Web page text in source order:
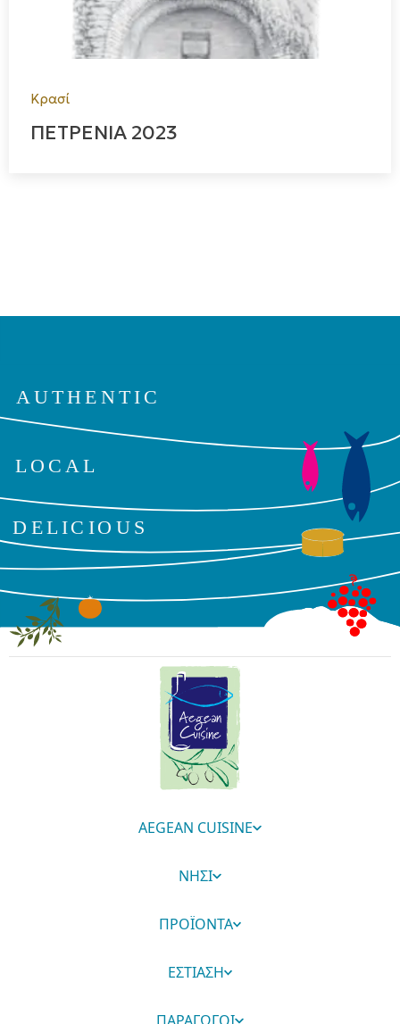
Κρασί
ΠΕΤΡΕΝΙΑ 2023
AEGEAN CUISINE
ΝΗΣΙ
ΠΡΟΪΟΝΤΑ
ΕΣΤΙΑΣΗ